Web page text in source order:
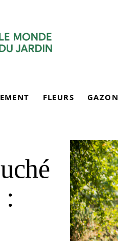
FLEURS GAZON
: